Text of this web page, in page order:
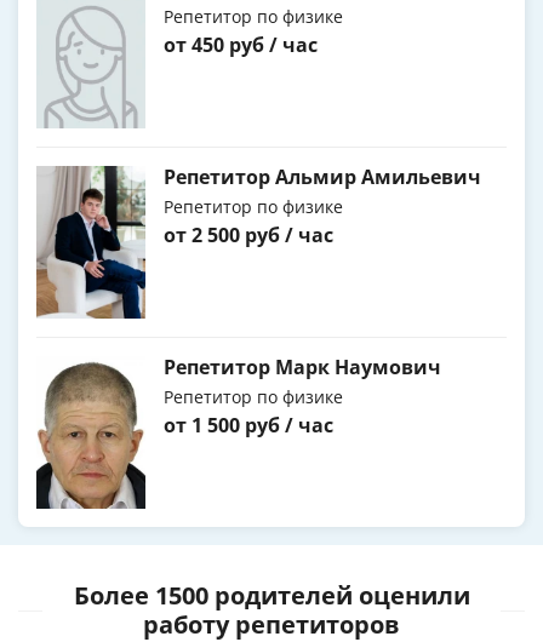
Репетитор по физике
от 450 руб / час
Репетитор Альмир Амильевич
Репетитор по физике
от 2 500 руб / час
Репетитор Марк Наумович
Репетитор по физике
от 1 500 руб / час
Более 1500 родителей оценили
работу репетиторов